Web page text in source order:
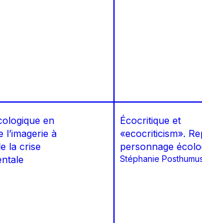
en
l’imagerie à
la crise
Écocritique et
«ecocriticism».
personnage
Stéphanie